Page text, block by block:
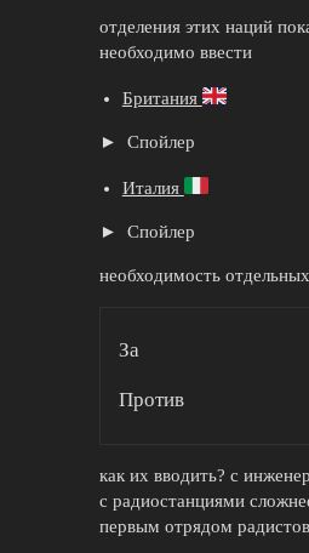
отделения этих наций
необходимо ввести
Британия
Спойлер
Италия
Спойлер
необходимость
За
Против
как их вводить? с
с радиостанциями
первым отрядом радистов